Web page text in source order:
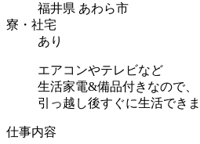
福井県 あわら市
寮・社宅
あり
エアコンやテレビなど
生活家電&備品付きなので、
引っ越し後すぐに生活できま
仕事内容